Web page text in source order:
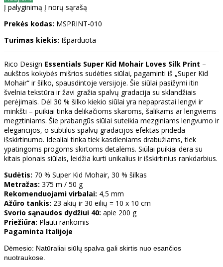
Į palyginimą Į norų sąrašą
Prekės kodas: MSPRINT-010
Turimas kiekis: Išparduota
Rico Design Essentials Super Kid Mohair Loves Silk Print –
aukštos kokybės mišrios sudėties siūlai, pagaminti iš „Super Kid
Mohair“ ir šilko, spausdintoje versijoje. Šie siūlai pasižymi itin
švelnia tekstūra ir žavi gražia spalvų gradacija su sklandžiais
perėjimais. Dėl 30 % šilko kiekio siūlai yra nepaprastai lengvi ir
minkšti – puikiai tinka delikačioms skaroms, šalikams ar lengviems
megztiniams. Šie prabangūs siūlai suteikia mezginiams lengvumo ir
elegancijos, o subtilus spalvų gradacijos efektas prideda
išskirtinumo. Idealiai tinka tiek kasdieniams drabužiams, tiek
ypatingoms progoms skirtoms detalėms. Siūlai puikiai dera su
kitais plonais siūlais, leidžia kurti unikalius ir išskirtinius rankdarbius.
Sudėtis: 70 % Super Kid Mohair, 30 % šilkas
Metražas: 375 m / 50 g
Rekomenduojami virbalai: 4,5 mm
Ažūro tankis: 23 akių ir 30 eilių = 10 x 10 cm
Svorio sąnaudos dydžiui 40: apie 200 g
Priežiūra: Plauti rankomis
Pagaminta Italijoje
Dėmesio: Natūraliai siūlų spalva gali skirtis nuo esančios
nuotraukose.